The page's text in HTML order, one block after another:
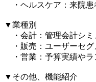
・ヘルスケア：来院患
▼業種別​
・会計：管理会計シミ
・販売：ユーザーセグ
・営業：予算実績やラ
▼その他、機能紹介​